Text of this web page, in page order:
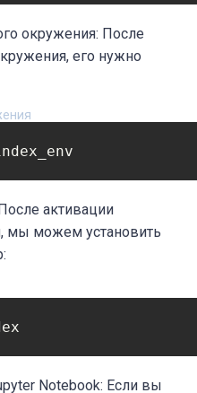
окружения: После
его нужно
активации
мы можем установить
Notebook: Если вы